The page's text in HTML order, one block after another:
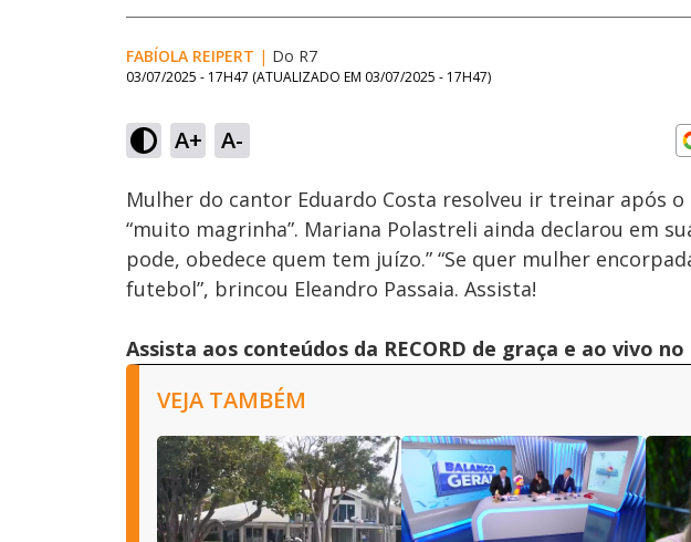
FABÍOLA REIPERT | Do R7
03/07/2025 - 17H47 (ATUALIZADO EM 03/07/2025 - 17H47)
A+ A-
Ativar
Som
Mulher do cantor Eduardo Costa resolveu ir treinar após
“muito magrinha”. Mariana Polastreli ainda declarou em
pode, obedece quem tem juízo.” “Se quer mulher
futebol”, brincou Eleandro Passaia. Assista!
Assista aos conteúdos da RECORD de graça e ao vivo
VEJA TAMBÉM